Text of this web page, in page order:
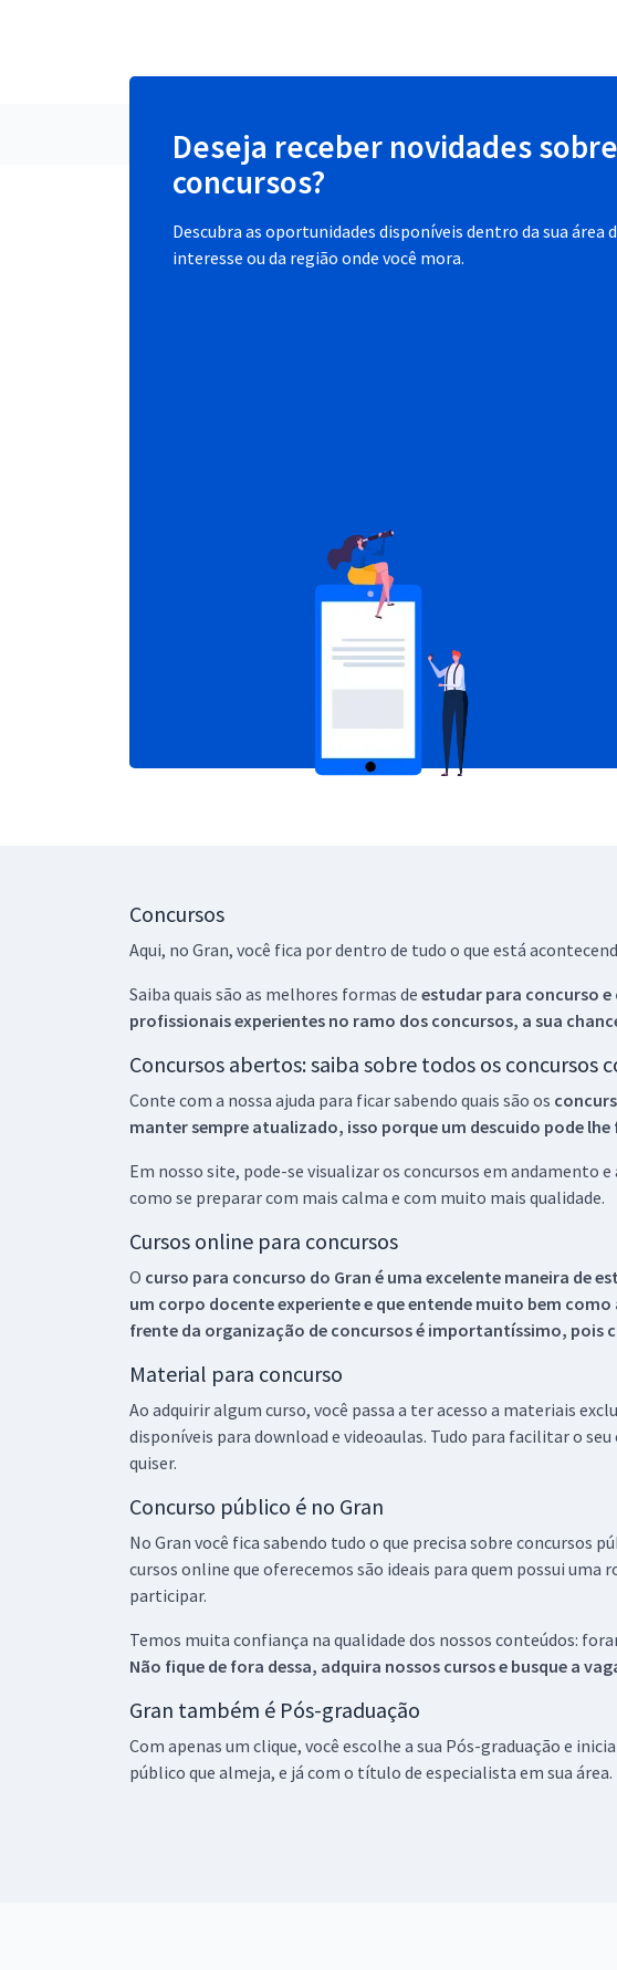
Deseja receber novidades sobre
concursos?
Descubra as oportunidades disponíveis dentro da sua área
interesse ou da região onde você mora.
Concursos
Aqui, no Gran, você fica por dentro de tudo o que está
Saiba quais são as melhores formas de estudar para concurso
profissionais experientes no ramo dos concursos, a sua
Concursos abertos: saiba sobre todos os concursos
Conte com a nossa ajuda para ficar sabendo quais são os
manter sempre atualizado, isso porque um descuido pode
Em nosso site, pode-se visualizar os concursos em andamento
como se preparar com mais calma e com muito mais qualidade.
Cursos online para concursos
O curso para concurso do Gran é uma excelente maneira de
um corpo docente experiente e que entende muito bem
frente da organização de concursos é importantíssimo, pois
Material para concurso
Ao adquirir algum curso, você passa a ter acesso a materiais
disponíveis para download e videoaulas. Tudo para facilitar o
quiser.
Concurso público é no Gran
No Gran você fica sabendo tudo o que precisa sobre concursos
cursos online que oferecemos são ideais para quem possui
participar.
Temos muita confiança na qualidade dos nossos conteúdos:
Não fique de fora dessa, adquira nossos cursos e busque a
Gran também é Pós-graduação
Com apenas um clique, você escolhe a sua Pós-graduação e
público que almeja, e já com o título de especialista em sua área.